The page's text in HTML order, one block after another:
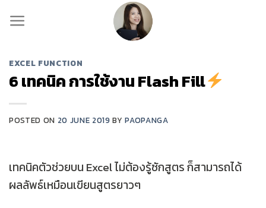
EXCEL FUNCTION
6 เทคนิค การใช้งาน Flash Fill
POSTED ON 20 JUNE 2019 BYPAOPANGA
เทคนิคตัวช่วยบน Excel ไม่ต้องรู้ซักสูตร ก็สามารถได้
ผลลัพธ์เหมือนเขียนสูตรยาวๆ